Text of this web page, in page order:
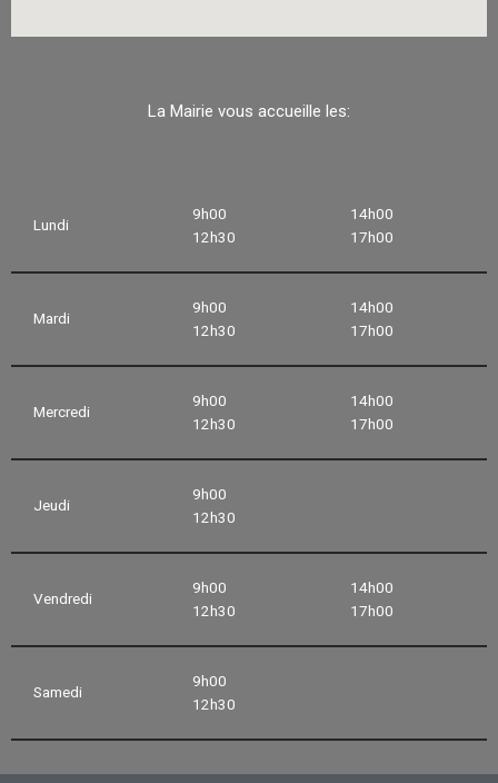
La Mairie vous accueille les:
Lundi
9h00
12h30
14h00
17h00
Mardi
9h00
12h30
14h00
17h00
Mercredi
9h00
12h30
14h00
17h00
Jeudi
9h00
12h30
Vendredi
9h00
12h30
14h00
17h00
Samedi
9h00
12h30